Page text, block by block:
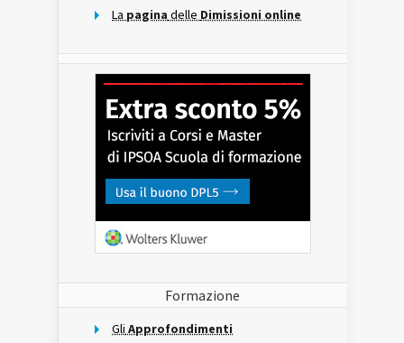
La pagina delle Dimissioni online
Formazione
Gli Approfondimenti